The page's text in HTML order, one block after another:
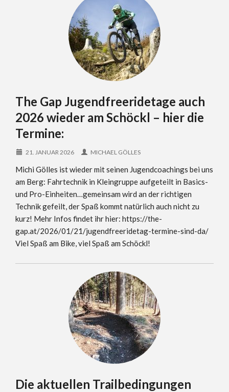
The Gap Jugendfreeridetage auch
2026 wieder am Schöckl – hier die
Termine:
21. JANUAR 2026 MICHAEL GÖLLES
Michi Gölles ist wieder mit seinen Jugendcoachings bei uns
am Berg: Fahrtechnik in Kleingruppe aufgeteilt in Basics-
und Pro-Einheiten…gemeinsam wird an der richtigen
Technik gefeilt, der Spaß kommt natürlich auch nicht zu
kurz! Mehr Infos findet ihr hier: https://the-
gap.at/2026/01/21/jugendfreeridetag-termine-sind-da/
Viel Spaß am Bike, viel Spaß am Schöckl!
Die aktuellen Trailbedingungen